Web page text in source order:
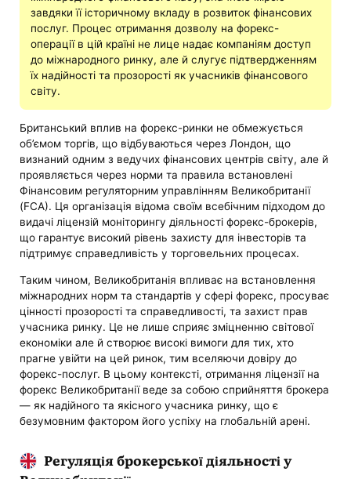
завдяки її історичному вкладу в розвиток фінансових
послуг. Процес отримання дозволу на форекс-
операції в цій країні не лице надає компаніям доступ
до міжнародного ринку, але й слугує підтвердженням
їх надійності та прозорості як учасників фінансового
світу.
Британський вплив на форекс-ринки не обмежується
об’ємом торгів, що відбуваються через Лондон, що
визнаний одним з ведучих фінансових центрів світу, але й
проявляється через норми та правила встановлені
Фінансовим регуляторним управлінням Великобританії
(FCА). Ця організація відома своїм всебічним підходом до
видачі ліцензій моніторингу діяльності форекс-брокерів,
що гарантує високий рівень захисту для інвесторів та
підтримує справедливість у торговельних процесах.
Таким чином, Великобританія впливає на встановлення
міжнародних норм та стандартів у сфері форекс, просуває
цінності прозорості та справедливості, та захист прав
учасника ринку. Це не лише сприяє зміцненню світової
економіки але й створює високі вимоги для тих, хто
прагне увійти на цей ринок, тим вселяючи довіру до
форекс-послуг. В цьому контексті, отримання ліцензії на
форекс Великобританії веде за собою сприйняття брокера
— як надійного та якісного учасника ринку, що є
безумовним фактором його успіху на глобальній арені.
Регуляція брокерської діяльності у